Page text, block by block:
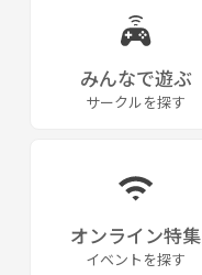
みんなで遊ぶ
サークルを探す
オンライン特集
イベントを探す